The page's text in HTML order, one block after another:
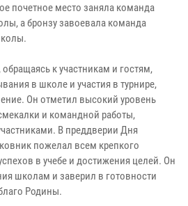
почетное место заняла команда
а бронзу завоевала команда
к участникам и гостям,
в школе и участия в турнире,
Он отметил высокий уровень
и командной работы,
В преддверии Дня
пожелал всем крепкого
в учебе и достижения целей. Он
школам и заверил в готовности
Родины.